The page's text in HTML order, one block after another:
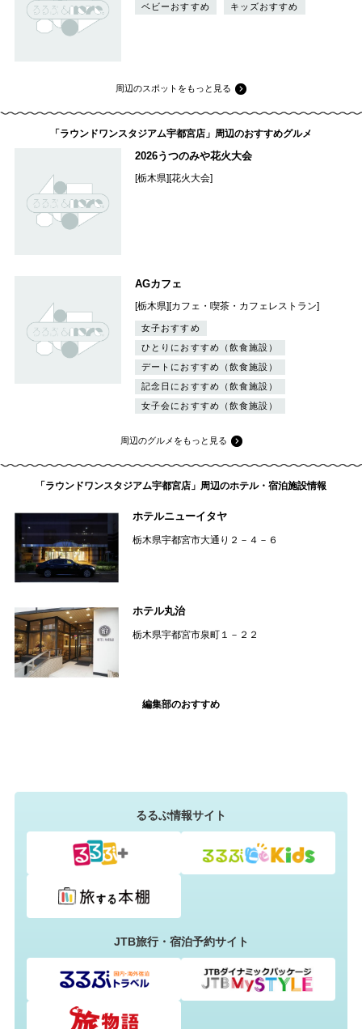
ベビーおすすめ キッズおすすめ
周辺のスポットをもっと見る
「ラウンドワンスタジアム宇都宮店」周辺のおすすめグルメ
2026うつのみや花火大会
[栃木県][花火大会]
AGカフェ
[栃木県][カフェ・喫茶・カフェレストラン]
女子おすすめ
ひとりにおすすめ（飲食施設）
デートにおすすめ（飲食施設）
記念日におすすめ（飲食施設）
女子会におすすめ（飲食施設）
周辺のグルメをもっと見る
「ラウンドワンスタジアム宇都宮店」周辺のホテル・宿泊施設情報
ホテルニューイタヤ
栃木県宇都宮市大通り２－４－６
ホテル丸治
栃木県宇都宮市泉町１－２２
編集部のおすすめ
るるぶ情報サイト
JTB旅行・宿泊予約サイト